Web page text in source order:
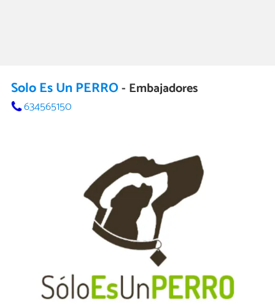
Solo Es Un PERRO- Embajadores
634565150